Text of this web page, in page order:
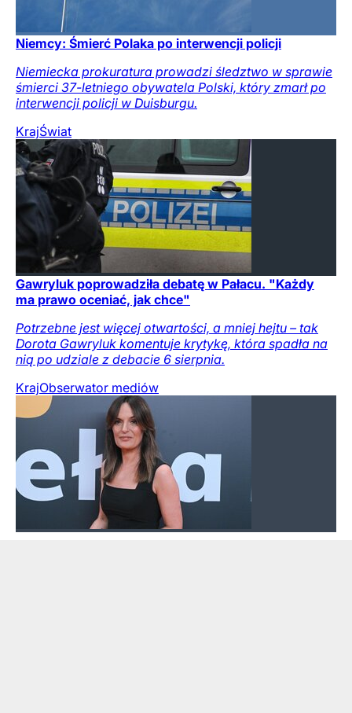
Niemcy: Śmierć Polaka po interwencji policji
Niemiecka prokuratura prowadzi śledztwo w sprawie
śmierci 37-letniego obywatela Polski, który zmarł po
interwencji policji w Duisburgu.
KrajŚwiat
Gawryluk poprowadziła debatę w Pałacu. "Każdy
ma prawo oceniać, jak chce"
Potrzebne jest więcej otwartości, a mniej hejtu – tak
Dorota Gawryluk komentuje krytykę, która spadła na
nią po udziale z debacie 6 sierpnia.
KrajObserwator mediów